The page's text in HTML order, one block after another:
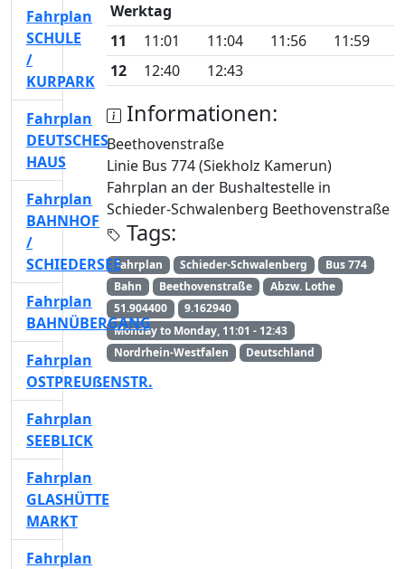
Werktag
11
11:01 11:04 11:56
11:59
12
12:40 12:43
Informationen:
Beethovenstraße
Linie Bus 774 (Siekholz Kamerun)
Fahrplan an der Bushaltestelle in
Schieder-Schwalenberg Beethovenstraße
Tags:
Fahrplan Schieder-Schwalenberg
Bus 774
Bahn
Beethovenstraße
Abzw. Lothe
51.904400
9.162940
Monday to Monday, 11:01 - 12:43
Nordrhein-Westfalen
Deutschland
Fahrplan
SCHULE
/
KURPARK
Fahrplan
DEUTSCHES
HAUS
Fahrplan
BAHNHOF
/
SCHIEDERSEE
Fahrplan
BAHNÜBERGANG
Fahrplan
OSTPREUßENSTR.
Fahrplan
SEEBLICK
Fahrplan
GLASHÜTTE
MARKT
Fahrplan